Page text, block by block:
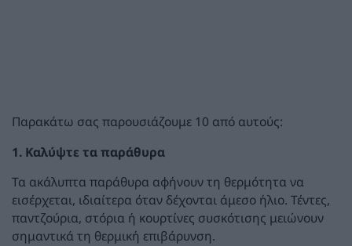
Παρακάτω σας παρουσιάζουμε 10 από αυτούς:
1. Καλύψτε τα παράθυρα
Τα ακάλυπτα παράθυρα αφήνουν τη θερμότητα να
εισέρχεται, ιδιαίτερα όταν δέχονται άμεσο ήλιο. Τέντες,
παντζούρια, στόρια ή κουρτίνες συσκότισης μειώνουν
σημαντικά τη θερμική επιβάρυνση.